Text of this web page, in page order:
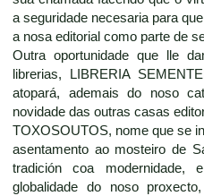
a seguridade necesaria para
a nosa editorial como parte de
Outra oportunidade que lle
librerias, LIBRERIA
atopará, ademais do noso
novidade das outras casas
TOXOSOUTOS, nome que se
asentamento ao mosteiro de
tradición coa modernidade,
globalidade do noso